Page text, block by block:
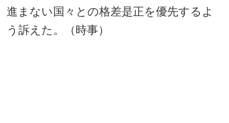
進まない国々との格差是正を優先するよ
う訴えた。（時事）